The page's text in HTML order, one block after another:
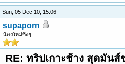
Sun, 05 Dec 10, 15:06
supaporn
น้องใหม่ซิงๆ
RE: ทริปเกาะช้าง สุดมันส์